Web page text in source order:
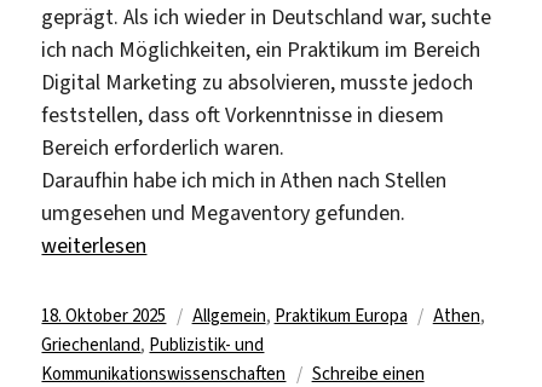
geprägt. Als ich wieder in Deutschland war, suchte
ich nach Möglichkeiten, ein Praktikum im Bereich
Digital Marketing zu absolvieren, musste jedoch
feststellen, dass oft Vorkenntnisse in diesem
Bereich erforderlich waren.
Daraufhin habe ich mich in Athen nach Stellen
umgesehen und Megaventory gefunden.
„Digital Marketing Assistant bei Megaventory“
weiterlesen
Veröffentlicht
am
18. Oktober 2025 Kategorien
Allgemein, Praktikum Europa Schlagwörter
Athen,
Griechenland, Publizistik- und
Kommunikationswissenschaften
Schreibe einen